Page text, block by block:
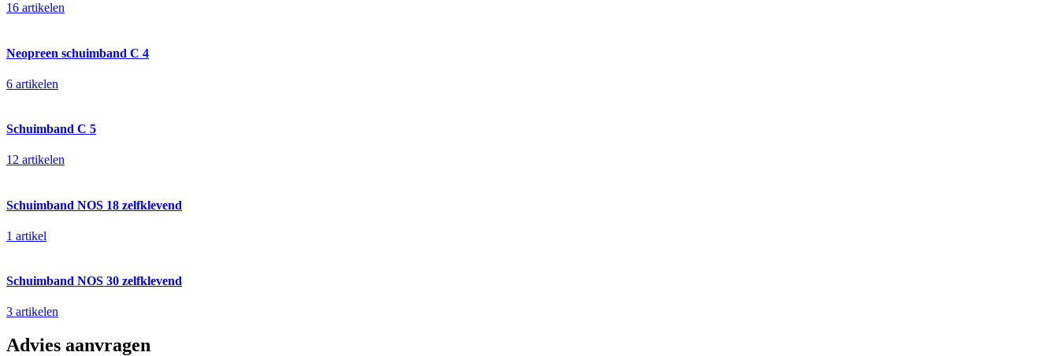
16 artikelen
Neopreen schuimband C 4
6 artikelen
Schuimband C 5
12 artikelen
Schuimband NOS 18 zelfklevend
1 artikel
Schuimband NOS 30 zelfklevend
3 artikelen
Advies aanvragen